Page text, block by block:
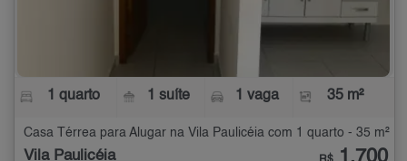
1 quarto 1 suíte 1 vaga 35 m²
Casa Térrea para Alugar na Vila Paulicéia com 1 quarto - 35 m²
Vila Paulicéia